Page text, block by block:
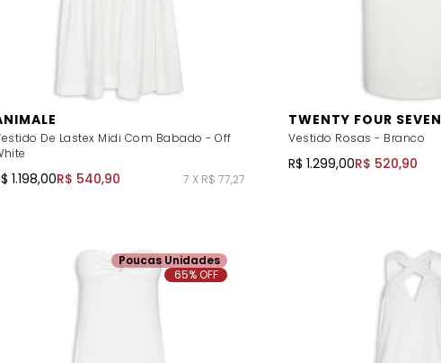
De Lastex Midi Com Babado - Off
1.198,00R$ 540,90 7 X R$ 77,27
TWENTY FOUR SEVEN
Vestido Rosas - Branco
R$ 1.299,00R$ 520,90
Poucas Unidades
65% OFF